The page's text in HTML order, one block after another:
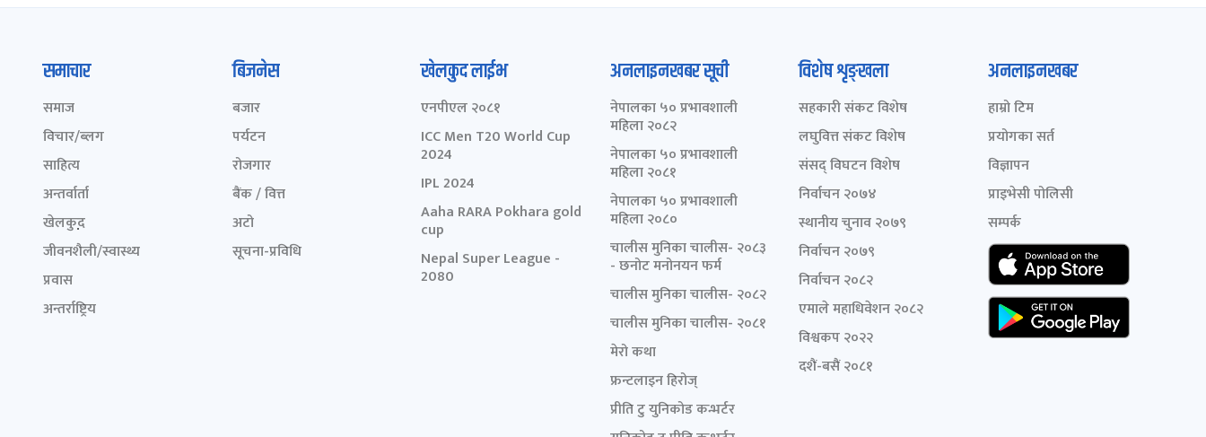
समाचार
समाज
विचार/ब्लग
साहित्य
अन्तर्वार्ता
खेलकुद़़
जीवनशैली/स्वास्थ्य
प्रवास
अन्तर्राष्ट्रिय
बिजनेस
बजार
पर्यटन
रोजगार
बैंक / वित्त
अटो
सूचना-प्रविधि
खेलकुद लाईभ
एनपीएल २०८१
ICC Men T20 World Cup
2024
IPL 2024
Aaha RARA Pokhara gold
cup
Nepal Super League -
2080
अनलाइनखबर सूची
नेपालका ५० प्रभावशाली
महिला २०८२
नेपालका ५० प्रभावशाली
महिला २०८१
नेपालका ५० प्रभावशाली
महिला २०८०
चालीस मुनिका चालीस- २०८३
- छनोट मनोनयन फर्म
चालीस मुनिका चालीस- २०८२
चालीस मुनिका चालीस- २०८१
मेरो कथा
फ्रन्टलाइन हिरोज्
प्रीति टु युनिकोड कन्भर्टर
विशेष शृङ्खला
सहकारी संकट विशेष
लघुवित्त संकट विशेष
संसद् विघटन विशेष
निर्वाचन २०७४
स्थानीय चुनाव २०७९
निर्वाचन २०७९
निर्वाचन २०८२
एमाले महाधिवेशन २०८२
विश्वकप २०२२
दशैं-बसैं २०८१
अनलाइनखबर
हाम्रो टिम
प्रयोगका सर्त
विज्ञापन
प्राइभेसी पोलिसी
सम्पर्क